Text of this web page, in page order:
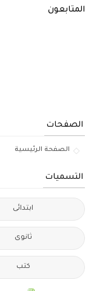
المتابعون
الصفحات
الصفحة الرئيسية
التسميات
ابتدائى
ثانوى
كتب